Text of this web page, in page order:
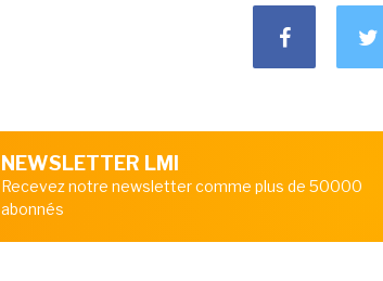
NEWSLETTER LMI
Recevez notre newsletter comme plus de 50000
abonnés